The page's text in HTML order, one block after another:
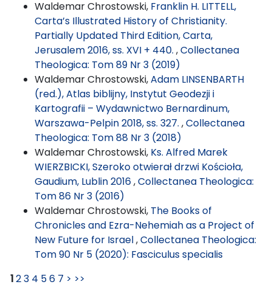
Waldemar Chrostowski, Franklin H. LITTELL,
Carta’s Illustrated History of Christianity.
Partially Updated Third Edition, Carta,
Jerusalem 2016, ss. XVI + 440. ,Collectanea
Theologica: Tom 89 Nr 3 (2019)
Waldemar Chrostowski,Adam LINSENBARTH
(red.), Atlas biblijny, Instytut Geodezji i
Kartografii – Wydawnictwo Bernardinum,
Warszawa-Pelpin 2018, ss. 327. ,Collectanea
Theologica: Tom 88 Nr 3 (2018)
Waldemar Chrostowski, Ks. Alfred Marek
WIERZBICKI, Szeroko otwierał drzwi Kościoła,
Gaudium, Lublin 2016,Collectanea Theologica:
Tom 86 Nr 3 (2016)
Waldemar Chrostowski, The Books of
Chronicles and Ezra-Nehemiah as a Project of
New Future for Israel,Collectanea Theologica:
Tom 90 Nr 5 (2020): Fasciculus specialis
123 4 56 7 > >>